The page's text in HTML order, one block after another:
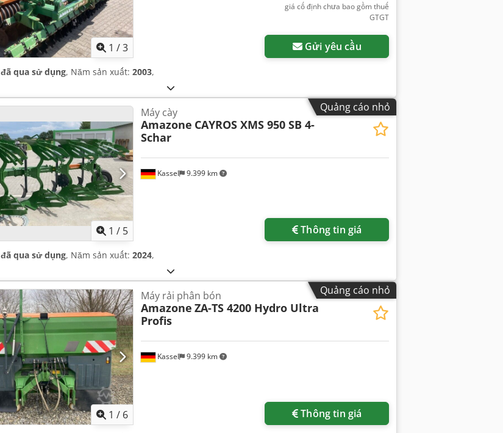
1 /3
giá cố định chưa bao gồm thuế
GTGT
Gửi yêu cầu
đã qua sử dụng, Năm sản xuất: 2003,
Quảng cáo nhỏ
1 / 5
Kassel 9.399 km
Máy cày
Amazone CAYROS XMS 950 SB 4-
Schar
Thông tin giá
đã qua sử dụng, Năm sản xuất: 2024,
Quảng cáo nhỏ
1 / 6
Kassel 9.399 km
Máy rải phân bón
Amazone ZA-TS 4200 Hydro Ultra
Profis
Thông tin giá